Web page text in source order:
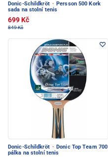
Donic-Schildkröt · Persson 500 Kork
sada na stolní tenis
699 Kč
849 Kč
Donic-Schildkröt · Donic Top Team 700
pálka na stolní tenis